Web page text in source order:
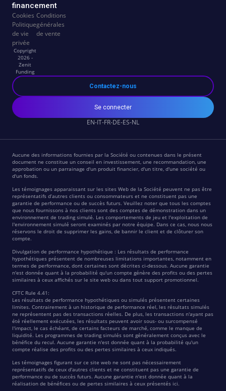
financement
Cookies
Politique
de vie
privée
Conditions
générales
de vente
Copyright
2026 -
Zenit
Funding
Contactez-nous
Se connecter
EN IT FR DE ES NL
Aucune des informations fournies par la Société ou contenues dans le présent
document ne constitue un conseil en investissement, une recommandation, une
approbation ou un parrainage d'un produit financier, d'un titre, d'une société ou
d'un fonds.
Les témoignages apparaissant sur les sites Web de la Société peuvent ne pas être
représentatifs d’autres clients ou consommateurs et ne constituent pas une
garantie de performance ou de succès futurs. Veuillez noter que tous les comptes
que nous fournissons à nos clients sont des comptes de démonstration dans un
environnement de trading simulé. Les comportements de jeu et l'exploitation de
l'environnement simulé seront examinés par notre équipe. Dans ce cas, nous nous
réservons le droit de supprimer les gains, de bannir le client et de clôturer son
compte.
Divulgation de performance hypothétique : Les résultats de performance
hypothétiques présentent de nombreuses limitations importantes, notamment en
termes de performance, dont certaines sont décrites ci-dessous. Aucune garantie
n'est donnée quant à la probabilité qu'un compte génère des profits ou des pertes
similaires à ceux affichés sur le site web ou dans tout support promotionnel.
CFTC Rule 4.41:
Les résultats de performance hypothétiques ou simulés présentent certaines
limites. Contrairement à un historique de performance réel, les résultats simulés
ne représentent pas des transactions réelles. De plus, les transactions n'ayant pas
été réellement exécutées, les résultats peuvent avoir sous- ou surcompensé
l'impact, le cas échéant, de certains facteurs de marché, comme le manque de
liquidité. Les programmes de trading simulés sont généralement conçus avec le
bénéfice du recul. Aucune garantie n'est donnée quant à la probabilité qu'un
compte réalise des profits ou des pertes similaires à ceux indiqués.
Les témoignages figurant sur ce site web ne sont pas nécessairement
représentatifs de ceux d'autres clients et ne constituent pas une garantie de
performance ou de succès futurs. Aucune garantie n'est donnée quant à la
réalisation de bénéfices ou de pertes similaires à ceux présentés ici.